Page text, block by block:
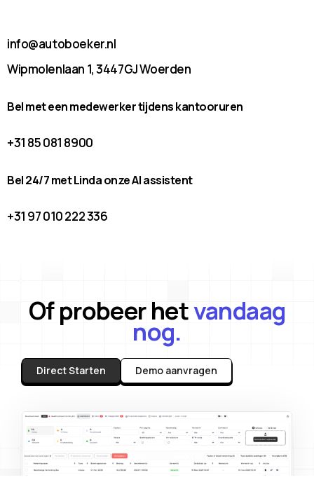
info@autoboeker.nl
Wipmolenlaan 1, 3447GJ Woerden
Bel met een medewerker tijdens kantooruren
+31 85 081 8900
Bel 24/7 met Linda onze AI assistent
+31 97 010 222 336
Of probeer hetvandaag
nog.
Direct Starten Demo aanvragen